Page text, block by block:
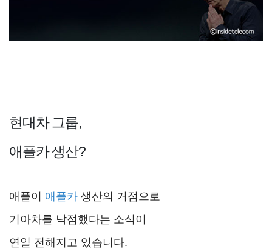
현대차 그룹,
애플카 생산?
애플이 애플카 생산의 거점으로
기아차를 낙점했다는 소식이
연일 전해지고 있습니다.